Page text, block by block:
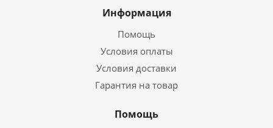
Информация
Помощь
Условия оплаты
Условия доставки
Гарантия на товар
Помощь